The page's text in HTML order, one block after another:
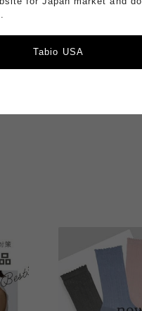
Tabio USA